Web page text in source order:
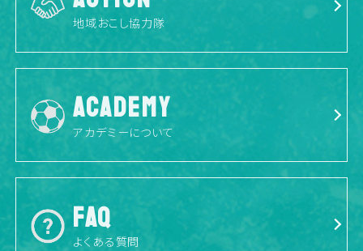
地域おこし協力隊
ACADEMY
アカデミーについて
FAQ
よくある質問